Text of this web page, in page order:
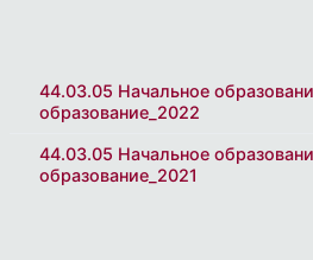
44.03.05 Начальное
образование_2022
44.03.05 Начальное
образование_2021